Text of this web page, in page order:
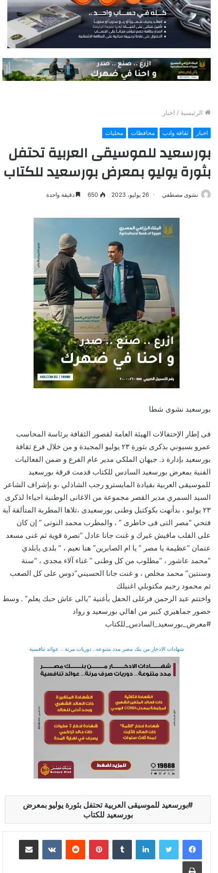
الرئيسية / اخبار
اخبار ثقافة وادب محافظات محليات
بورسعيد للموسيقى العربية تحتفل
بثورة يوليو بمعرض بورسعيد للكتاب
نشوى مصطفي 26 يوليو، 2023 650 دقيقة واحدة
بورسعيد نشوى شطا
فى إطار الإحتفالات الهيئة العامة لقصور الثقافة برئاسة المحاسب
عمرو بسيوني بذكرى بثورة ٢٣ يوليو المجيدة و من خلال فرع ثقافة
بورسعيد بإدارة د. جيهان الملكي مدير عام الفرع و ضمن الفعاليات
الفنية بمعرض بورسعيد السادس للكتاب قدمت فرقة بورسعيد
للموسيقى العربية بقيادة المايسترو رجب الشاذلي ،و بإشراف الشاعر
السيد السمري مدير القصر مجموعة من الاغانى الوطنية احياءا لذكرى
٢٣ يوليو ، بدأتهت بكوكتيل وطنى بورسعيدى ،تلاها المطربة المتألقة آية
فتحي “مصر التى فى خاطرى ” ، والمطرب محمد النوتى ” إن كان
على القلب مافيش غيرك و غنت جانا عادل “نصرة قوية ثم غنى مسعد
عتمان “عظيمة يا مصر ” يا ام الصابرين” هنا نعيم ، ” بلدى يابلدي
“محمد عاشور ، “مطلوب من كل وطنى ” غناء آلاء مجدى ، “سنة
وسنتين” محمد مخلص ، و غنت جانا الحسيني”دوس على كل الصعب
ثم محمود رحيم مكتوبلي اغنيلك
واختتم عبد الرحمن فرغلى الحفل بأغنية “يالى عاش حبك يعلم” . وسط
حضور جماهيري كبير من اهالي بورسعيد و رواد
#معرض_بورسعيد_السادس_للكتاب
شهادات الادخار من بنك مصر مدد متنوعه.. دوريات مرنة .. عوائد تنافسية
بورسعيد للموسيقى العربية تحتفل بثورة يوليو بمعرض
بورسعيد للكتاب
لينكدإن بينتيريست